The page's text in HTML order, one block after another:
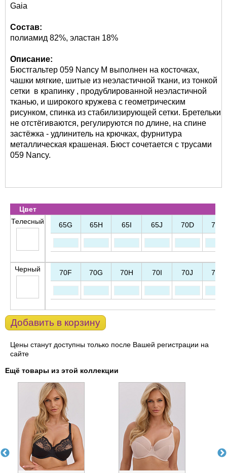
Gaia
Состав:
полиамид 82%, эластан 18%
Описание:
Бюстгальтер 059 Nancy M выполнен на косточках,
чашки мягкие, шитые из неэластичной ткани, из тонкой
сетки в крапинку , продублированной неэластичной
тканью, и широкого кружева с геометрическим
рисунком, спинка из стабилизирующей сетки. Бретельки
не отстёгиваются, регулируются по длине, на спине
застёжка - удлинитель на крючках, фурнитура
металлическая крашеная. Бюст сочетается с трусами
059 Nancy.
Цвет
Телесный
65G 65H 65I 65J 70D 70E
Черный 70F 70G 70H 70I 70J 75F
Добавить в корзину
Цены станут доступны только после Вашей регистрации на
сайте
Ещё товары из этой коллекции